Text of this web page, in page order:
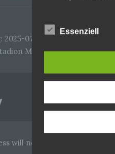
2025-07-26 Robbie Williams –
München (bereits
will not be published.
Person,
Verarbeitung
ausgeführte
mit
Organisation,
Veränderung,
Offenlegung
Löschen oder
Essenziell